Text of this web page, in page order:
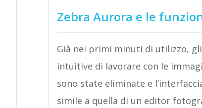
Zebra Aurora e le
Già nei primi minuti di utilizzo,
intuitive di lavorare con le
sono state eliminate e
simile a quella di un editor